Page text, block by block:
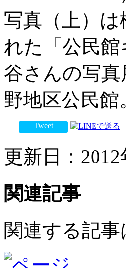
写真（上）
れた「公民
谷さんの写
野地区公民館
Tweet
更新日：
関連記事
関連する記